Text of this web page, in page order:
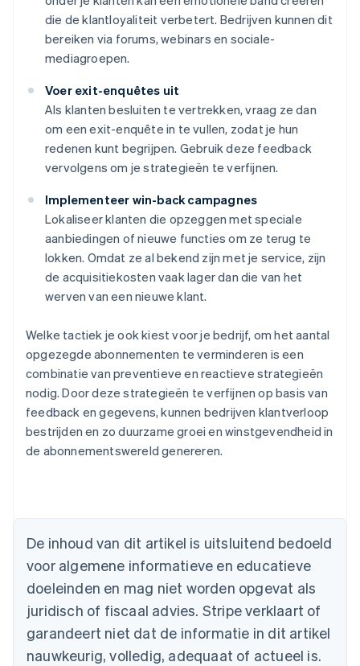
die de klantloyaliteit verbetert. Bedrijven kunnen dit
bereiken via forums, webinars en sociale-
mediagroepen.
Voer exit-enquêtes uit
Als klanten besluiten te vertrekken, vraag ze dan
om een exit-enquête in te vullen, zodat je hun
redenen kunt begrijpen. Gebruik deze feedback
vervolgens om je strategieën te verfijnen.
Implementeer win-back campagnes
Lokaliseer klanten die opzeggen met speciale
aanbiedingen of nieuwe functies om ze terug te
lokken. Omdat ze al bekend zijn met je service, zijn
de acquisitiekosten vaak lager dan die van het
werven van een nieuwe klant.
Welke tactiek je ook kiest voor je bedrijf, om het aantal
opgezegde abonnementen te verminderen is een
combinatie van preventieve en reactieve strategieën
nodig. Door deze strategieën te verfijnen op basis van
feedback en gegevens, kunnen bedrijven klantverloop
bestrijden en zo duurzame groei en winstgevendheid in
de abonnementswereld genereren.
De inhoud van dit artikel is uitsluitend bedoeld
voor algemene informatieve en educatieve
doeleinden en mag niet worden opgevat als
juridisch of fiscaal advies. Stripe verklaart of
garandeert niet dat de informatie in dit artikel
nauwkeurig, volledig, adequaat of actueel is.
België
Brazilië
PortuguêsEnglish
Bulgarije
English
Canada
English Français
Cyprus
English